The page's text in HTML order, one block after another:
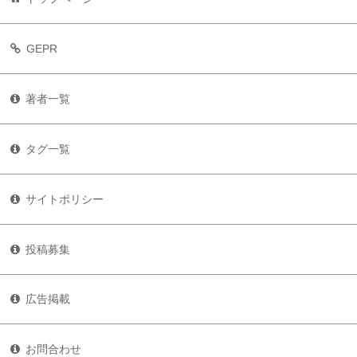
GEPR
著者一覧
タグ一覧
サイトポリシー
投稿募集
広告掲載
お問合わせ